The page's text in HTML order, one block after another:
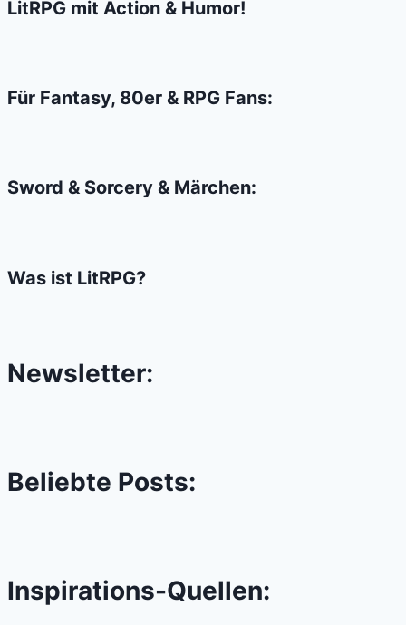
den
LitRPG mit Action & Humor!
Für Fantasy, 80er & RPG Fans:
Sword & Sorcery & Märchen:
Was ist LitRPG?
Newsletter:
Beliebte Posts:
Inspirations-Quellen: